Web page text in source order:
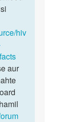
hiv
aur